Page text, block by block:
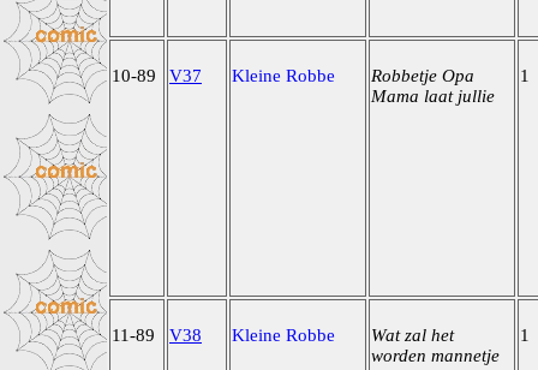
10-89 V37 Kleine Robbe
Robbetje Opa
Mama laat jullie
1
11-89 V38 Kleine Robbe
Wat zal het
worden mannetje
1